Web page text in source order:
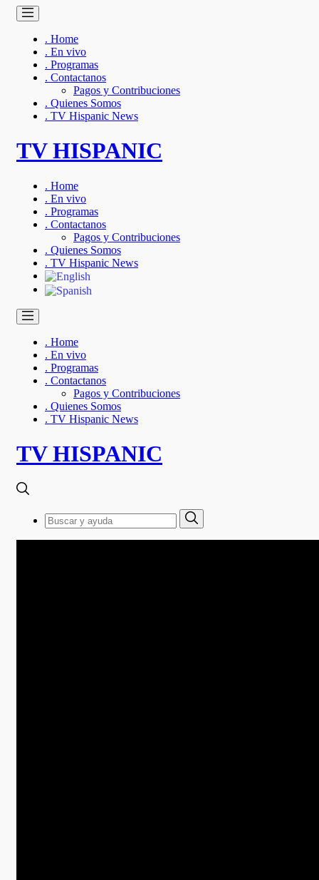
. Home
. En vivo
. Programas
. Contactanos
Pagos y Contribuciones
. Quienes Somos
. TV Hispanic News
TV HISPANIC
. Home
. En vivo
. Programas
. Contactanos
Pagos y Contribuciones
. Quienes Somos
. TV Hispanic News
. Home
. En vivo
. Programas
. Contactanos
Pagos y Contribuciones
. Quienes Somos
. TV Hispanic News
TV HISPANIC
Search
for: